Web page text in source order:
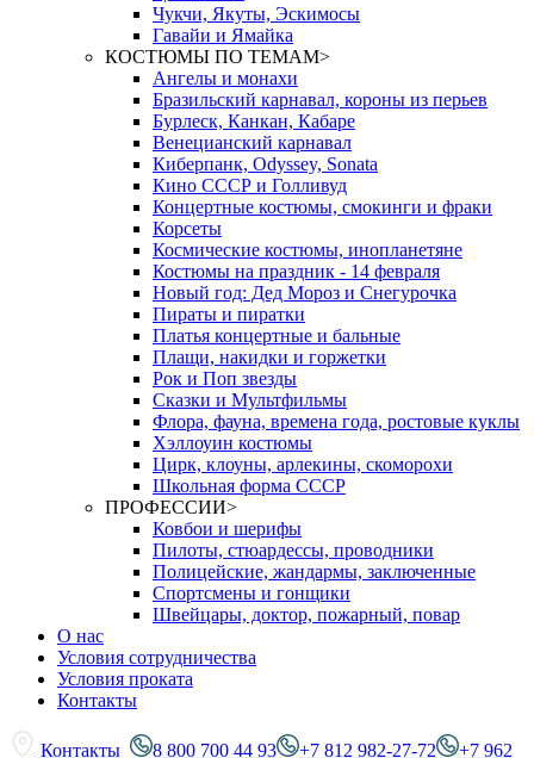
Чукчи, Якуты, Эскимосы
Гавайи и Ямайка
КОСТЮМЫ ПО ТЕМАМ>
Ангелы и монахи
Бразильский карнавал, короны из перьев
Бурлеск, Канкан, Кабаре
Венецианский карнавал
Киберпанк, Odyssey, Sonata
Кино СССР и Голливуд
Концертные костюмы, смокинги и фраки
Корсеты
Космические костюмы, инопланетяне
Костюмы на праздник - 14 февраля
Новый год: Дед Мороз и Снегурочка
Пираты и пиратки
Платья концертные и бальные
Плащи, накидки и горжетки
Рок и Поп звезды
Сказки и Мультфильмы
Флора, фауна, времена года, ростовые куклы
Хэллоуин костюмы
Цирк, клоуны, арлекины, скоморохи
Школьная форма СССР
ПРОФЕССИИ>
Ковбои и шерифы
Пилоты, стюардессы, проводники
Полицейские, жандармы, заключенные
Спортсмены и гонщики
Швейцары, доктор, пожарный, повар
О нас
Условия сотрудничества
Условия проката
Контакты
Контакты 8 800 700 44 93 +7 812 982-27-72
+7 962